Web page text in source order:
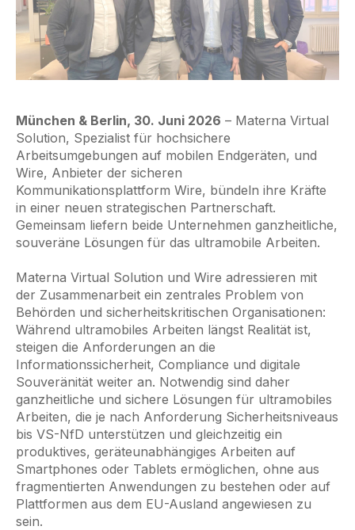
München & Berlin, 30. Juni 2026 – Materna Virtual
Solution, Spezialist für hochsichere
Arbeitsumgebungen auf mobilen Endgeräten, und
Wire, Anbieter der sicheren
Kommunikationsplattform Wire, bündeln ihre Kräfte
in einer neuen strategischen Partnerschaft.
Gemeinsam liefern beide Unternehmen ganzheitliche,
souveräne Lösungen für das ultramobile Arbeiten.
Materna Virtual Solution und Wire adressieren mit
der Zusammenarbeit ein zentrales Problem von
Behörden und sicherheitskritischen Organisationen:
Während ultramobiles Arbeiten längst Realität ist,
steigen die Anforderungen an die
Informationssicherheit, Compliance und digitale
Souveränität weiter an. Notwendig sind daher
ganzheitliche und sichere Lösungen für ultramobiles
Arbeiten, die je nach Anforderung Sicherheitsniveaus
bis VS-NfD unterstützen und gleichzeitig ein
produktives, geräteunabhängiges Arbeiten auf
Smartphones oder Tablets ermöglichen, ohne aus
fragmentierten Anwendungen zu bestehen oder auf
Plattformen aus dem EU-Ausland angewiesen zu
sein.